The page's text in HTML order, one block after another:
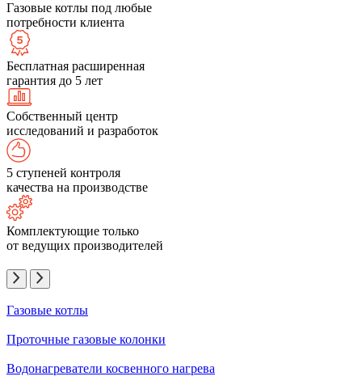
Газовые котлы под любые
потребности клиента
Бесплатная расширенная
гарантия до 5 лет
Собственный центр
исследований и разработок
5 ступеней контроля
качества на производстве
Комплектующие только
от ведущих производителей
Газовые котлы
Проточные газовые колонки
Водонагреватели косвенного нагрева